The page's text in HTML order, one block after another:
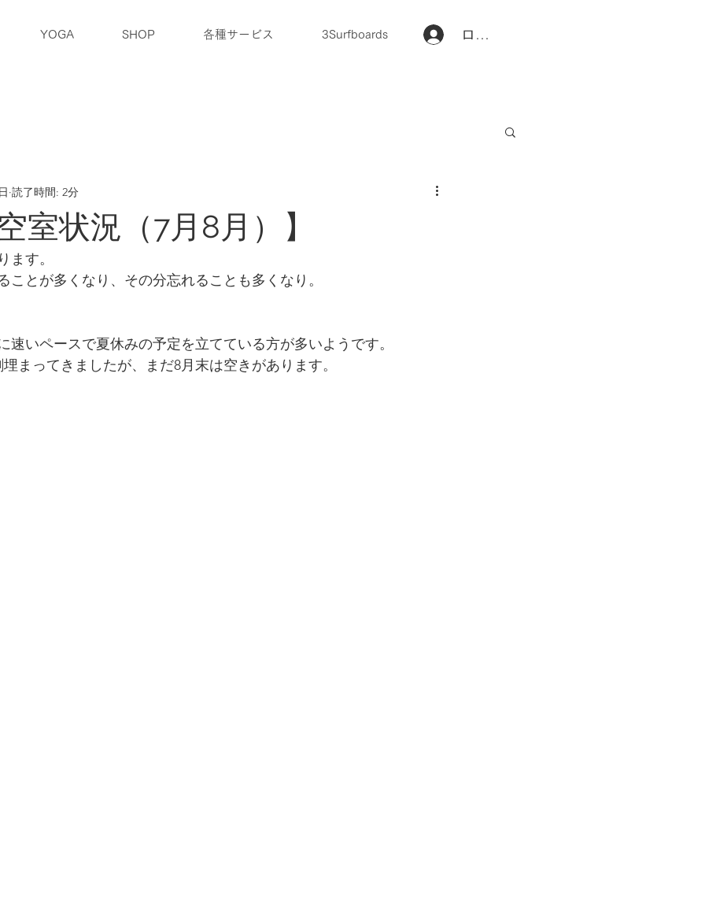
YOGA SHOP 各種サービス 3Surfboards ログイン
室状況（7月8月）】
読了時間: 2分
ます。
ことが多くなり、その分忘れることも多くなり。
速いペースで夏休みの予定を立てている方が多いようです。
まってきましたが、まだ8月末は空きがあります。